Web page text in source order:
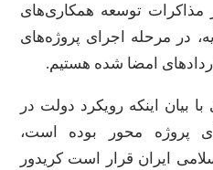
توسعه همکاری‌های
در مرحله اجرای پروژه‌های
امضا شده هستیم.
بیان اینکه رویکرد دولت در
پروژه محور بوده است،
ایران قرار است کریدور